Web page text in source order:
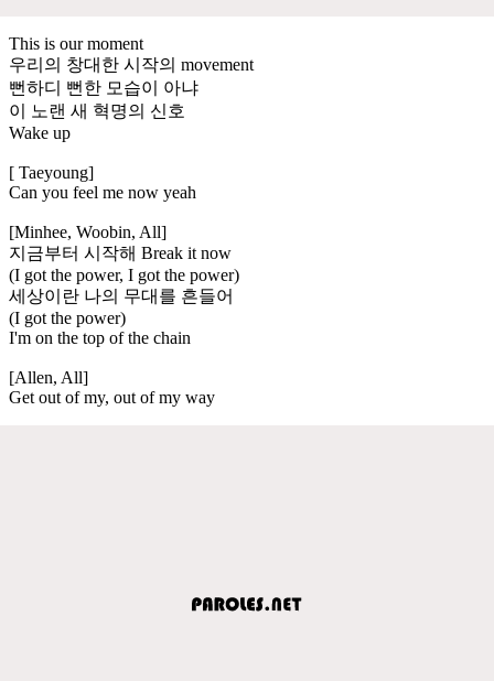
This is our moment
우리의 창대한 시작의 movement
뻔하디 뻔한 모습이 아냐
이 노랜 새 혁명의 신호
Wake up
[ Taeyoung]
Can you feel me now yeah
[Minhee, Woobin, All]
지금부터 시작해 Break it now
(I got the power, I got the power)
세상이란 나의 무대를 흔들어
(I got the power)
I'm on the top of the chain
[Allen, All]
Get out of my, out of my way